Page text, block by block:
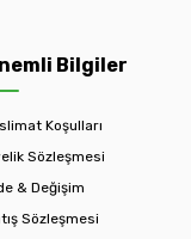
Bilgiler
Koşulları
Sözleşmesi
& Değişim
Sözleşmesi